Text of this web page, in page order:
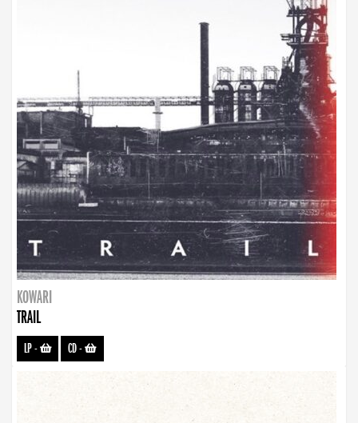
KOWARI
TRAIL
LP- CD-